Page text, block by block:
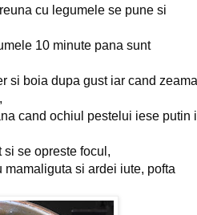
cu legumele se pune si
10 minute pana sunt
si boia dupa gust iar cand zeama
cand ochiul pestelui iese putin
se opreste focul,
mamaliguta si ardei iute, pofta